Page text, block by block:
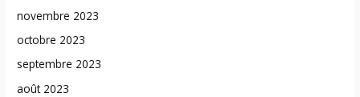
novembre 2023
octobre 2023
septembre 2023
août 2023